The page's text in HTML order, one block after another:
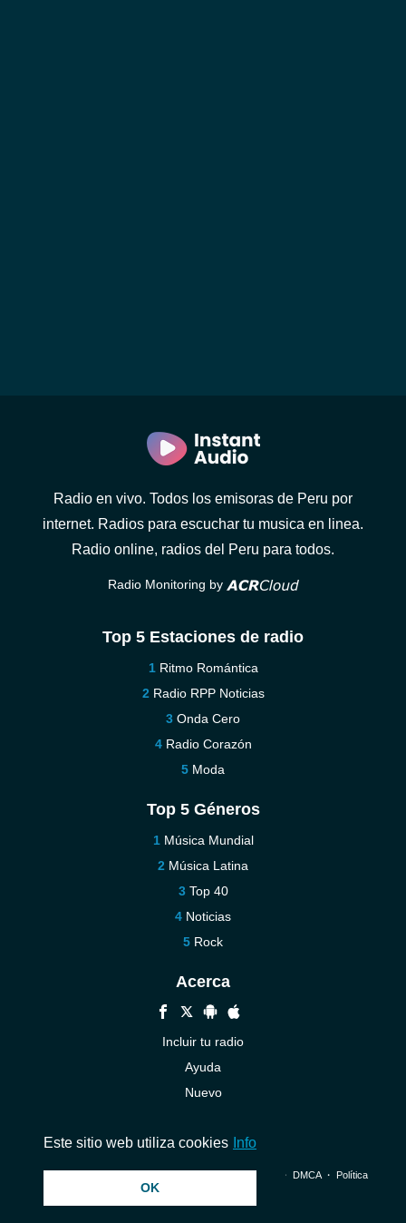
Radio en vivo. Todos los emisoras de Peru por
internet. Radios para escuchar tu musica en linea.
Radio online, radios del Peru para todos.
Radio Monitoring by
Top 5 Estaciones de radio
Ritmo Romántica
Radio RPP Noticias
Onda Cero
Radio Corazón
Moda
Top 5 Géneros
Música Mundial
Música Latina
Top 40
Noticias
Rock
Acerca
Incluir tu radio
Ayuda
Nuevo
© 2026 InstantAudio. Reservados todos los derechos. ・ DMCA・ Política
Este sitio web utiliza cookies Info
OK